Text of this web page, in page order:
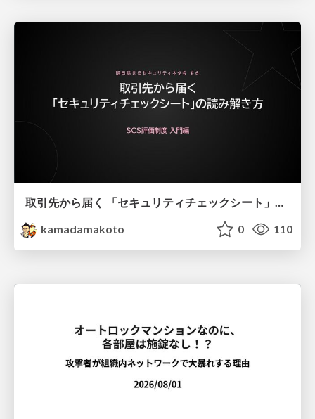
取引先から届く 「セキュリティチェックシート」の読み解き方
kamadamakoto
0 110